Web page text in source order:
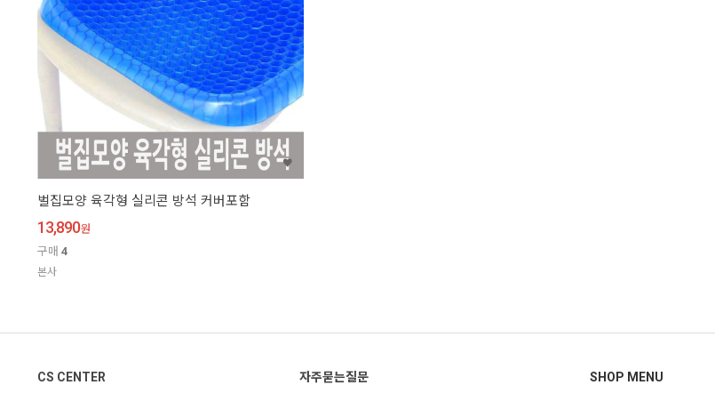
벌집모양 육각형 실리콘 방석 커버포함
13,890원
구매 4
본사
CS CENTER 자주묻는질문 SHOP MENU